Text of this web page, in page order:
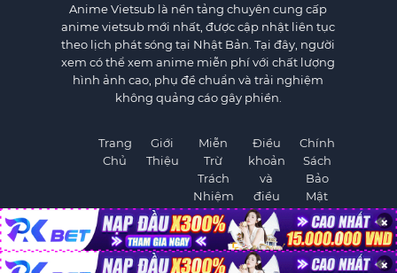
Anime Vietsub là nền tảng chuyên cung cấp
anime vietsub mới nhất, được cập nhật liên tục
theo lịch phát sóng tại Nhật Bản. Tại đây, người
xem có thể xem anime miễn phí với chất lượng
hình ảnh cao, phụ đề chuẩn và trải nghiệm
không quảng cáo gây phiền.
Trang
Chủ
Giới
Thiệu
Miễn
Trừ
Trách
Nhiệm
Điều
khoản
và
điều
kiện
Chính
Sách
Bảo
Mật
×
×